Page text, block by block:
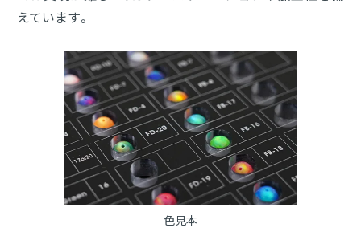
えています。
色見本